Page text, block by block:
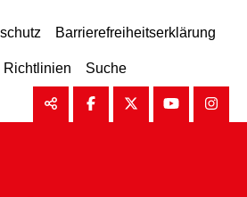
Barrierefreiheitserklärung
Richtlinien Suche